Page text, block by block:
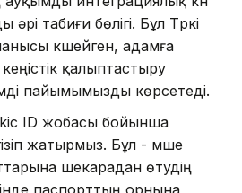
әрі табиғи бөлігі. Бұл Түркі
күшейген, адамға
қалыптастыру
пайымымызды көрсетеді.
ID жобасы бойынша
жатырмыз. Бұл - мүше
шекарадан өтудің
паспорттың орнына